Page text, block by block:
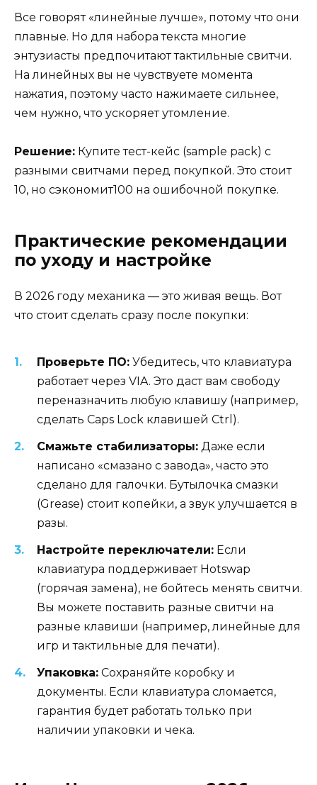
Все говорят «линейные лучше», потому что они
плавные. Но для набора текста многие
энтузиасты предпочитают тактильные свитчи.
На линейных вы не чувствуете момента
нажатия, поэтому часто нажимаете сильнее,
чем нужно, что ускоряет утомление.
Решение: Купите тест-кейс (sample pack) с
разными свитчами перед покупкой. Это стоит
10, но сэкономит100 на ошибочной покупке.
Практические рекомендации
по уходу и настройке
В 2026 году механика — это живая вещь. Вот
что стоит сделать сразу после покупки:
Проверьте ПО: Убедитесь, что клавиатура
работает через VIA. Это даст вам свободу
переназначить любую клавишу (например,
сделать Caps Lock клавишей Ctrl).
Смажьте стабилизаторы: Даже если
написано «смазано с завода», часто это
сделано для галочки. Бутылочка смазки
(Grease) стоит копейки, а звук улучшается в
разы.
Настройте переключатели: Если
клавиатура поддерживает Hotswap
(горячая замена), не бойтесь менять свитчи.
Вы можете поставить разные свитчи на
разные клавиши (например, линейные для
игр и тактильные для печати).
Упаковка: Сохраняйте коробку и
документы. Если клавиатура сломается,
гарантия будет работать только при
наличии упаковки и чека.